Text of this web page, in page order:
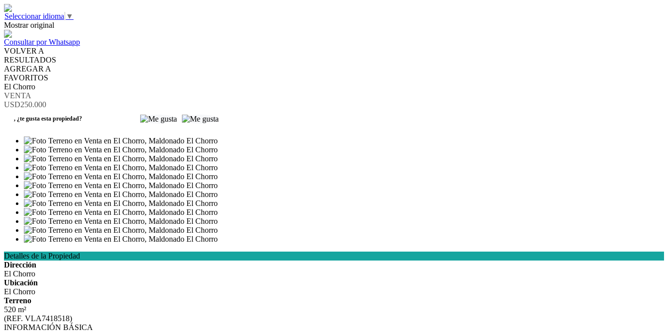
Seleccionar idioma ▼
Mostrar original
Consultar por Whatsapp
VOLVER A
RESULTADOS
AGREGAR A
FAVORITOS
El Chorro
VENTA
USD250.000
, ¿te gusta esta propiedad?
Detalles de la Propiedad
Dirección
El Chorro
Ubicación
El Chorro
Terreno
520 m²
(REF. VLA7418518)
INFORMACIÓN BÁSICA